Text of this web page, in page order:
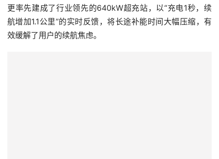
更率先建成了行业领先的640kW超充站，以“充电1秒，续
航增加1.1公里”的实时反馈，将长途补能时间大幅压缩，有
效缓解了用户的续航焦虑。